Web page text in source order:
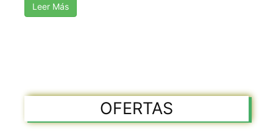
Leer Más
OFERTAS